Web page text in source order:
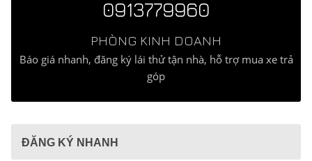
0913779960
PHÒNG KINH DOANH
Báo giá nhanh, đăng ký lái thử tận nhà, hỗ trợ mua xe trả
góp
ĐĂNG KÝ NHANH